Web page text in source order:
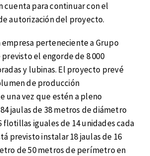
cuenta para continuar con el
autorización del proyecto.
empresa perteneciente a Grupo
el engorde de 8 000
y lubinas. El proyecto prevé
de producción
una vez que estén a pleno
jaulas de 38 metros de diámetro
flotillas iguales de 14 unidades cada
previsto instalar 18 jaulas de 16
de 50 metros de perímetro en